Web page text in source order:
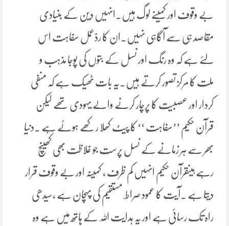
بے وقوف اور کمینے لوگ ہیں۔انہیں دین کے بنیادی
مقاصد ہی سے آگاہی نہیں۔ان کا ردّعمل سفاہت اس
لئے ہے کہ وہ رنگ اور نسل کے بتوں کی پوجا مذہب و
ملت کا مرکز تصور کرتے ہیں۔یہ بات ٹھیک ہے کہ منفی
کردار اور عصبیت کا پرچار کرنے والے یہودی تھے لیکن
قرآن حکیم ’’سفاہت ‘‘ کا پیٹ کھلا رکھے ہوئے ہے ۔دنیا
بھر سے ہر زمانے کے نسل پرست جو غلاظت بھی کھینچ
رہے ہیںقرآن حکیم انہیں کم ظرف ، کمینہ اور بے وقوف قرار
دیتا ہے ۔آیت کا عمود صراط ِ مستقیم کی پہچان ہے ،سیدھی
راہ تک رسائی ہے اور یہ ہدایت اللہ کے ہاتھ میں ہے وہ